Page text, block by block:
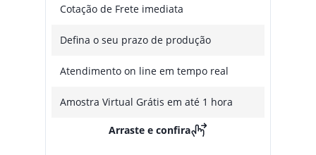
Cotação de Frete imediata
Defina o seu prazo de produção
Atendimento on line em tempo real
Amostra Virtual Grátis em até 1 hora
Arraste e confira